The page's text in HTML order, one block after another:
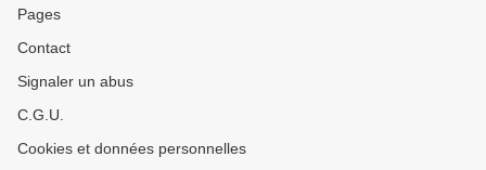
Pages
Contact
Signaler un abus
C.G.U.
Cookies et données personnelles